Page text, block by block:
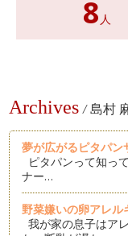
8 人
Archives / 島村
夢が広がるピタパン
ピタパンって知っ
ナー…
野菜嫌いの卵アレ
我が家の息子はア